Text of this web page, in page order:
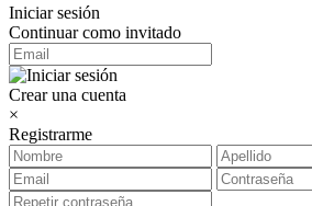
Iniciar sesión
Continuar como invitado
Crear una cuenta
×
Registrarme